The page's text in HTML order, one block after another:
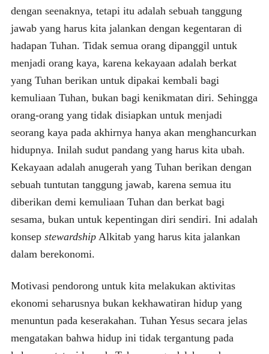
dengan seenaknya, tetapi itu adalah sebuah tanggung
jawab yang harus kita jalankan dengan kegentaran di
hadapan Tuhan. Tidak semua orang dipanggil untuk
menjadi orang kaya, karena kekayaan adalah berkat
yang Tuhan berikan untuk dipakai kembali bagi
kemuliaan Tuhan, bukan bagi kenikmatan diri. Sehingga
orang-orang yang tidak disiapkan untuk menjadi
seorang kaya pada akhirnya hanya akan menghancurkan
hidupnya. Inilah sudut pandang yang harus kita ubah.
Kekayaan adalah anugerah yang Tuhan berikan dengan
sebuah tuntutan tanggung jawab, karena semua itu
diberikan demi kemuliaan Tuhan dan berkat bagi
sesama, bukan untuk kepentingan diri sendiri. Ini adalah
konsep stewardshipAlkitab yang harus kita jalankan
dalam berekonomi.
Motivasi pendorong untuk kita melakukan aktivitas
ekonomi seharusnya bukan kekhawatiran hidup yang
menuntun pada keserakahan. Tuhan Yesus secara jelas
mengatakan bahwa hidup ini tidak tergantung pada